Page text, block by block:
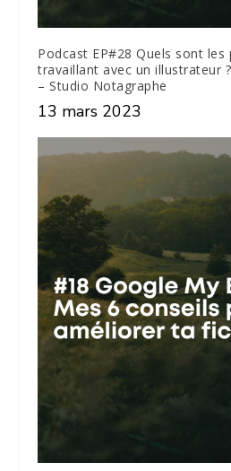
Podcast EP#28 Quels sont les
travaillant avec un illustrateur
– Studio Notagraphe
13 mars 2023